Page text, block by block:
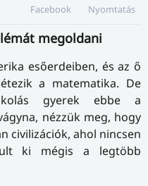
Facebook
Nyomtatás
megoldani
esőerdeiben, és az ő
a matematika. De
gyerek ebbe a
nézzük meg, hogy
civilizációk, ahol nincsen
ki mégis a legtöbb